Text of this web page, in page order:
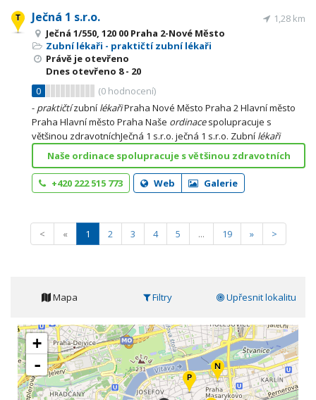
Ječná 1 s.r.o.
Ječná 1/550, 120 00 Praha 2-Nové Město
Zubní lékaři - praktičtí zubní lékaři
Právě je otevřeno
Dnes otevřeno 8 - 20
0
(0 hodnocení)
1,28 km
- praktičtízubní lékařiPraha Nové Město Praha 2 Hlavní město
Praha Hlavní město Praha Naše ordinacespolupracuje s
většinou zdravotníchJečná 1 s.r.o. ječná 1 s.r.o. Zubní lékaři
Naše ordinace spolupracuje s většinou zdravotních
+420 222 515 773 Web Galerie
< « 1 2 3 4 5 ... 19 » >
Mapa Filtry Upřesnit lokalitu
+
-